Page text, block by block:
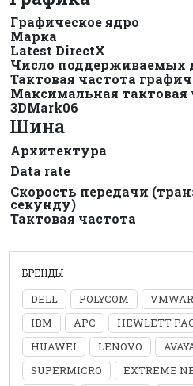
Графическое ядро
Марка
Latest DirectX
Число поддерживаемых
Тактовая частота
Максимальная тактовая
3DMark06
Шина
Архитектура
Data rate
Скорость передачи
секунду)
Тактовая частота
БРЕНДЫ
DELL POLYCOM
IBM
APC HEWLETT
HUAWEI
LENOVO
SUPERMICRO
EXTREME